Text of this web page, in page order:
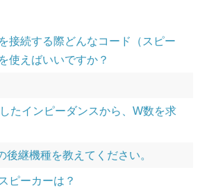
接続する際どんなコード（スピー
使えばいいですか？
たインピーダンスから、W数を求
後継機種を教えてください。
ピーカーは？